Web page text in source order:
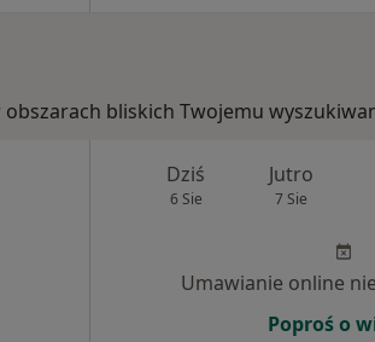
bliskich Twojemu
Dziś
6 Sie
Jutro
7 Sie
Umawianie online
Poproś o